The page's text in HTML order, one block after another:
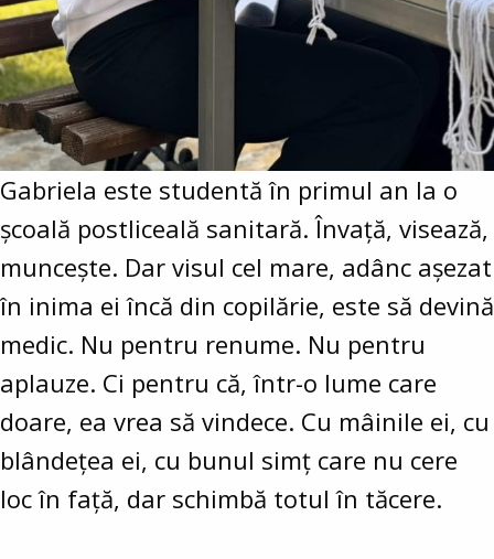
Gabriela este studentă în primul an la o
școală postliceală sanitară. Învață, visează,
muncește. Dar visul cel mare, adânc așezat
în inima ei încă din copilărie, este să devină
medic. Nu pentru renume. Nu pentru
aplauze. Ci pentru că, într-o lume care
doare, ea vrea să vindece. Cu mâinile ei, cu
blândețea ei, cu bunul simț care nu cere
loc în față, dar schimbă totul în tăcere.